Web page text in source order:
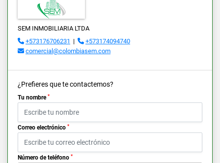
SEM INMOBILIARIA LTDA
+573176706231 |
+573174094740
comercial@colombiasem.com
¿Prefieres que te contactemos?
Tu nombre *
Correo electrónico *
Número de teléfono *